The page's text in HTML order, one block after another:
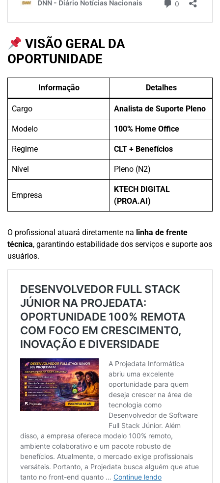
VISÃO GERAL DA
OPORTUNIDADE
Informação Detalhes
Cargo Analista de Suporte Pleno
Modelo 100% Home Office
Regime CLT + Benefícios
Nível Pleno (N2)
Empresa
KTECH DIGITAL
(PROA.AI)
O profissional atuará diretamente na linha de frente
técnica, garantindo estabilidade dos serviços e suporte aos
usuários.